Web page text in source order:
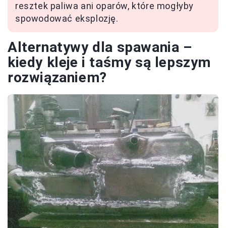
resztek paliwa ani oparów, które mogłyby
spowodować eksplozję.
Alternatywy dla spawania –
kiedy kleje i taśmy są lepszym
rozwiązaniem?